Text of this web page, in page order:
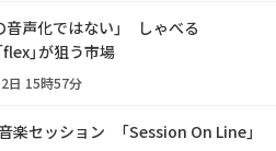
音声化ではない」 しゃべる
flex」が狙う市場
日 15時57分
楽セッション 「Session On Line」